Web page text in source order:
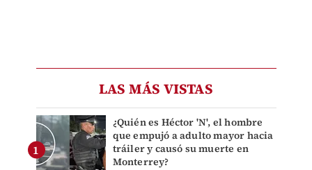
LAS MÁS VISTAS
¿Quién es Héctor 'N', el hombre
que empujó a adulto mayor hacia
tráiler y causó su muerte en
Monterrey?